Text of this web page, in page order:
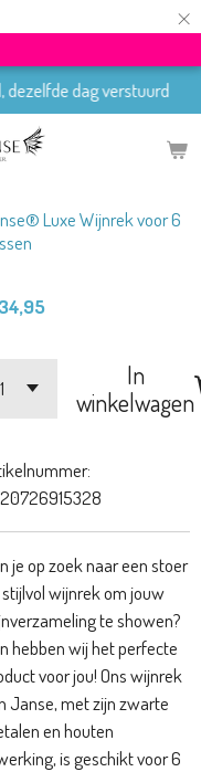
×
dezelfde dag verstuurd
Luxe Wijnrek voor 6
In
winkelwagen
je op zoek naar een stoer
wijnrek om jouw
te showen?
hebben wij het perfecte
voor jou! Ons wijnrek
Janse, met zijn zwarte
en houten
is geschikt voor 6